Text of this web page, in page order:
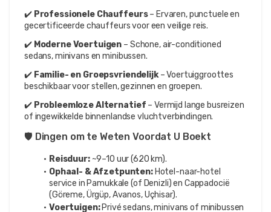
✔️ Professionele Chauffeurs – Ervaren, punctuele en
gecertificeerde chauffeurs voor een veilige reis.
✔️ Moderne Voertuigen – Schone, air-conditioned
sedans, minivans en minibussen.
✔️ Familie- en Groepsvriendelijk – Voertuiggroottes
beschikbaar voor stellen, gezinnen en groepen.
✔️ Probleemloze Alternatief – Vermijd lange busreizen
of ingewikkelde binnenlandse vluchtverbindingen.
🛡️ Dingen om te Weten Voordat U Boekt
Reisduur: ~9–10 uur (620 km).
Ophaal- & Afzetpunten: Hotel-naar-hotel
service in Pamukkale (of Denizli) en Cappadocië
(Göreme, Ürgüp, Avanos, Uçhisar).
Voertuigen: Privé sedans, minivans of minibussen